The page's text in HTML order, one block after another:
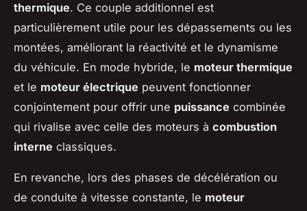
thermique. Ce couple additionnel est
particulièrement utile pour les dépassements ou les
montées, améliorant la réactivité et le dynamisme
du véhicule. En mode hybride, le moteur thermique
et le moteur électrique peuvent fonctionner
conjointement pour offrir une puissance combinée
qui rivalise avec celle des moteurs à combustion
interne classiques.
En revanche, lors des phases de décélération ou
de conduite à vitesse constante, le moteur